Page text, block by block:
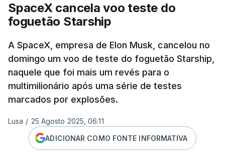
SpaceX cancela voo teste do
foguetão Starship
A SpaceX, empresa de Elon Musk, cancelou no
domingo um voo de teste do foguetão Starship,
naquele que foi mais um revés para o
multimilionário após uma série de testes
marcados por explosões.
Lusa / 25 Agosto 2025, 06:11
ADICIONAR COMO FONTE INFORMATIVA